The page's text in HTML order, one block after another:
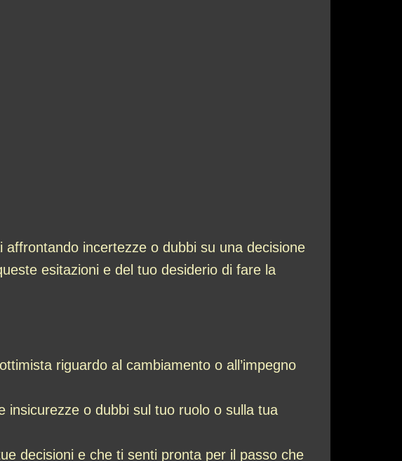
incertezze o dubbi su una decisione
esitazioni e del tuo desiderio di fare la
riguardo al cambiamento o all’impegno
insicurezze o dubbi sul tuo ruolo o sulla tua
decisioni e che ti senti pronta per il passo che